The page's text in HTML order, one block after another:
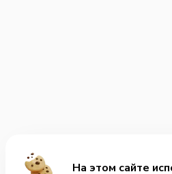
На этом сайте